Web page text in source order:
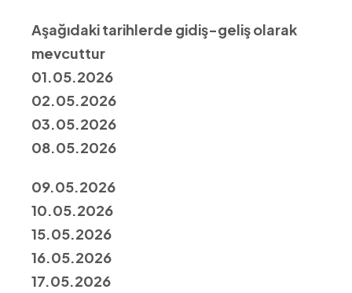
Aşağıdaki tarihlerde gidiş-geliş olarak
mevcuttur
01.05.2026
02.05.2026
03.05.2026
08.05.2026
09.05.2026
10.05.2026
15.05.2026
16.05.2026
17.05.2026